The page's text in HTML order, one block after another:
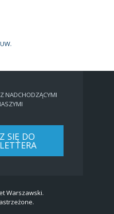
NADCHODZĄCYMI
SIĘ DO
Warszawski.